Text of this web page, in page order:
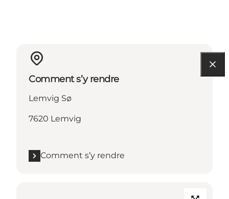
Comment s’y rendre
Lemvig Sø
7620 Lemvig
Comment s’y rendre